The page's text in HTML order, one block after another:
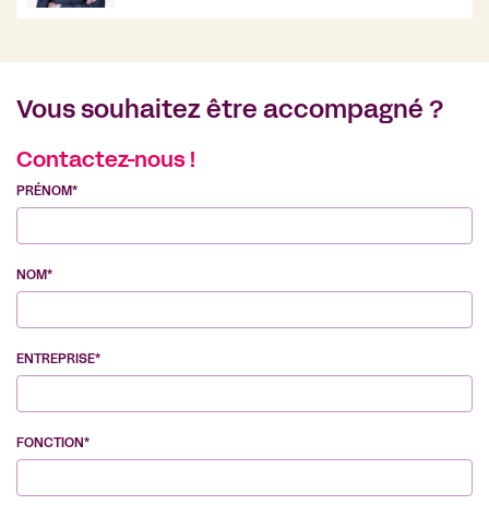
Vous souhaitez être accompagné ?
Contactez-nous !
PRÉNOM*
NOM*
ENTREPRISE*
FONCTION*